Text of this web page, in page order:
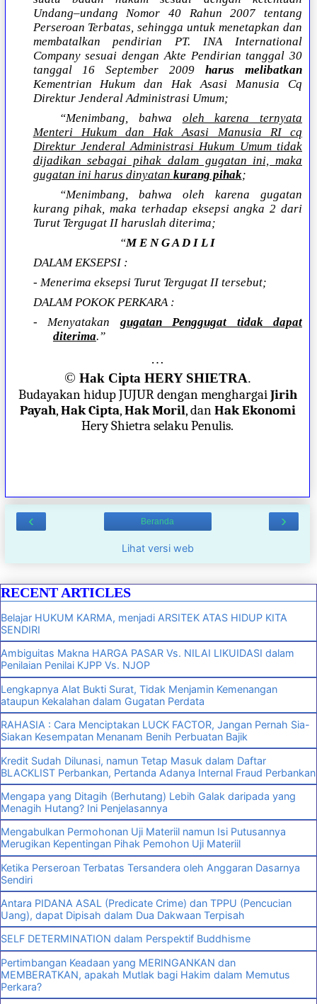
Undang–undang Nomor 40 Rahun 2007 tentang
Perseroan Terbatas, sehingga untuk menetapkan dan
membatalkan pendirian PT. INA International
Company sesuai dengan Akte Pendirian tanggal 30
tanggal 16 September 2009harus melibatkan
Kementrian Hukum dan Hak Asasi Manusia Cq
Direktur Jenderal Administrasi Umum;
“Menimbang, bahwa oleh karena ternyata
Menteri Hukum dan Hak Asasi Manusia RI cq
Direktur Jenderal Administrasi Hukum Umum tidak
dijadikan sebagai pihak dalam gugatan ini, maka
gugatan ini harus dinyatan kurang pihak;
“Menimbang, bahwa oleh karena gugatan
kurang pihak, maka terhadap eksepsi angka 2 dari
Turut Tergugat II haruslah diterima;
“M E N G A D I L I
DALAM EKSEPSI :
- Menerima eksepsi Turut Tergugat II tersebut;
DALAM POKOK PERKARA :
- Menyatakan gugatan Penggugat tidak dapat
diterima.”
…
© Hak Cipta HERY SHIETRA.
Budayakan hidup JUJUR dengan menghargaiJirih
Payah,Hak Cipta,Hak Moril, danHak Ekonomi
Hery Shietra selaku Penulis.
‹ ›
Beranda
Lihat versi web
RECENT ARTICLES
Belajar HUKUM KARMA, menjadi ARSITEK ATAS HIDUP KITA
SENDIRI
Ambiguitas Makna HARGA PASAR Vs. NILAI LIKUIDASI dalam
Penilaian Penilai KJPP Vs. NJOP
Lengkapnya Alat Bukti Surat, Tidak Menjamin Kemenangan
ataupun Kekalahan dalam Gugatan Perdata
RAHASIA : Cara Menciptakan LUCK FACTOR, Jangan Pernah Sia-
Siakan Kesempatan Menanam Benih Perbuatan Bajik
Kredit Sudah Dilunasi, namun Tetap Masuk dalam Daftar
BLACKLIST Perbankan, Pertanda Adanya Internal Fraud Perbankan
Mengapa yang Ditagih (Berhutang) Lebih Galak daripada yang
Menagih Hutang? Ini Penjelasannya
Mengabulkan Permohonan Uji Materiil namun Isi Putusannya
Merugikan Kepentingan Pihak Pemohon Uji Materiil
Ketika Perseroan Terbatas Tersandera oleh Anggaran Dasarnya
Sendiri
Antara PIDANA ASAL (Predicate Crime) dan TPPU (Pencucian
Uang), dapat Dipisah dalam Dua Dakwaan Terpisah
SELF DETERMINATION dalam Perspektif Buddhisme
Pertimbangan Keadaan yang MERINGANKAN dan
MEMBERATKAN, apakah Mutlak bagi Hakim dalam Memutus
Perkara?